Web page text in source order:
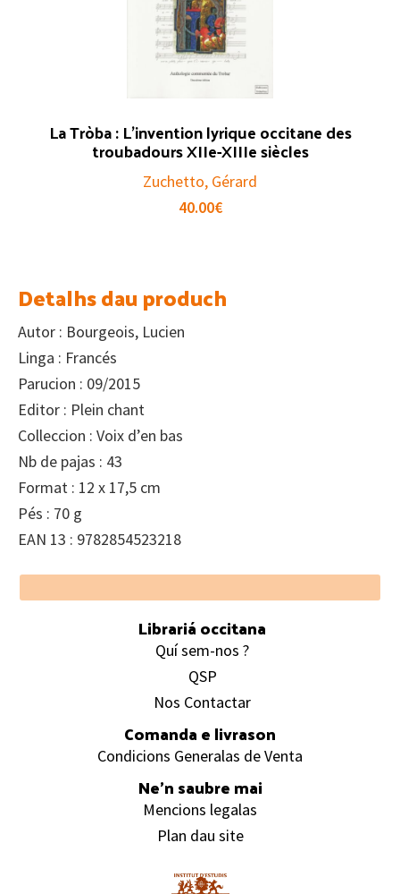
La Tròba : L’invention lyrique occitane des
troubadours XIIe-XIIIe siècles
Zuchetto, Gérard
40.00€
Detalhs dau produch
Autor : Bourgeois, Lucien
Linga : Francés
Parucion : 09/2015
Editor : Plein chant
Colleccion : Voix d’en bas
Nb de pajas : 43
Format : 12 x 17,5 cm
Pés : 70 g
EAN 13 : 9782854523218
Footer
Librariá occitana
Quí sem-nos ?
QSP
Nos Contactar
Comanda e livrason
Condicions Generalas de Venta
Ne’n saubre mai
Mencions legalas
Plan dau site